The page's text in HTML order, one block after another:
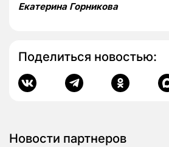
Екатерина Горникова
Поделиться новостью:
Новости партнеров